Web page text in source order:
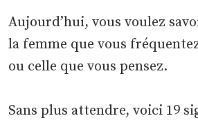
Aujourd’hui, vous voulez
la femme que vous
ou celle que vous pensez.
Sans plus attendre, voici 19